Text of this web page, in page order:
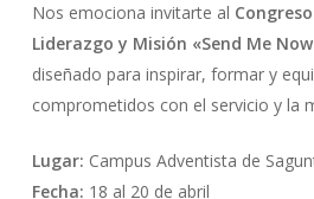
Nos emociona invitarte al
Liderazgo y Misión «Send Me
diseñado para inspirar, formar y
comprometidos con el servicio y la
Lugar: Campus Adventista de
Fecha: 18 al 20 de abril